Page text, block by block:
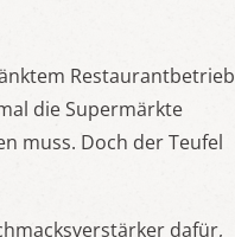
Restaurantbetrieb
die Supermärkte
muss. Doch der Teufel
dafür,